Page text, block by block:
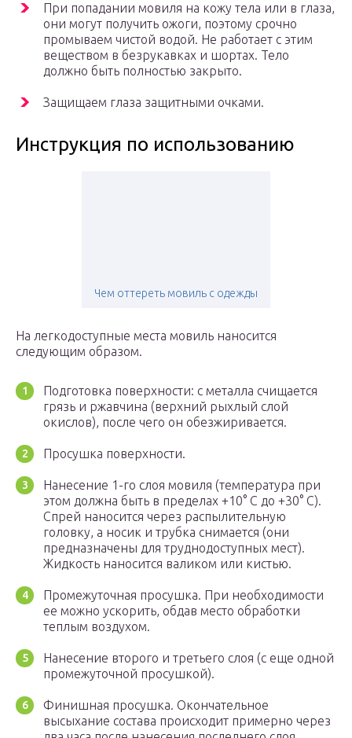
При попадании мовиля на кожу тела или в глаза,
они могут получить ожоги, поэтому срочно
промываем чистой водой. Не работает с этим
веществом в безрукавках и шортах. Тело
должно быть полностью закрыто.
Защищаем глаза защитными очками.
Инструкция по использованию
Чем оттереть мовиль с одежды
На легкодоступные места мовиль наносится
следующим образом.
Подготовка поверхности: с металла счищается
грязь и ржавчина (верхний рыхлый слой
окислов), после чего он обезжиривается.
Просушка поверхности.
Нанесение 1-го слоя мовиля (температура при
этом должна быть в пределах +10° C до +30° C).
Спрей наносится через распылительную
головку, а носик и трубка снимается (они
предназначены для труднодоступных мест).
Жидкость наносится валиком или кистью.
Промежуточная просушка. При необходимости
ее можно ускорить, обдав место обработки
теплым воздухом.
Нанесение второго и третьего слоя (с еще одной
промежуточной просушкой).
Финишная просушка. Окончательное
высыхание состава происходит примерно через